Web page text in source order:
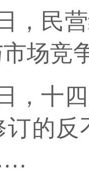
民营
场竞
十四
订的